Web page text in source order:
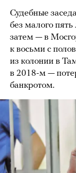
Судебные
без малого пять
затем — в
к восьми с
из колонии в
в 2018-м —
банкротом.